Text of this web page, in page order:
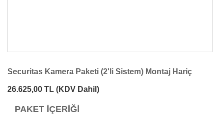
Securitas Kamera Paketi (2'li Sistem) Montaj Hariç
26.625,00 TL (KDV Dahil)
PAKET İÇERİĞİ